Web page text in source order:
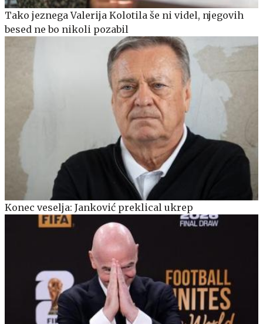
Tako jeznega Valerija Kolotila še ni videl, njegovih
besed ne bo nikoli pozabil
Konec veselja: Janković preklical ukrep